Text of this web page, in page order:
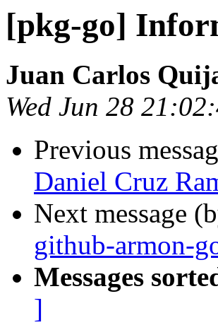
[pkg-go]
Juan Carlos
Wed Jun 28
Previous
Daniel Cruz
Next message
github-armon-
Messages
]